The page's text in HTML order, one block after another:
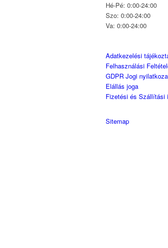
Hé-Pé: 0:00-24:00
Szo: 0:00-24:00
Va: 0:00-24:00
Adatkezelési
Felhasználási
GDPR Jogi
Elállás joga
Fizetési és Szállítási
Sitemap